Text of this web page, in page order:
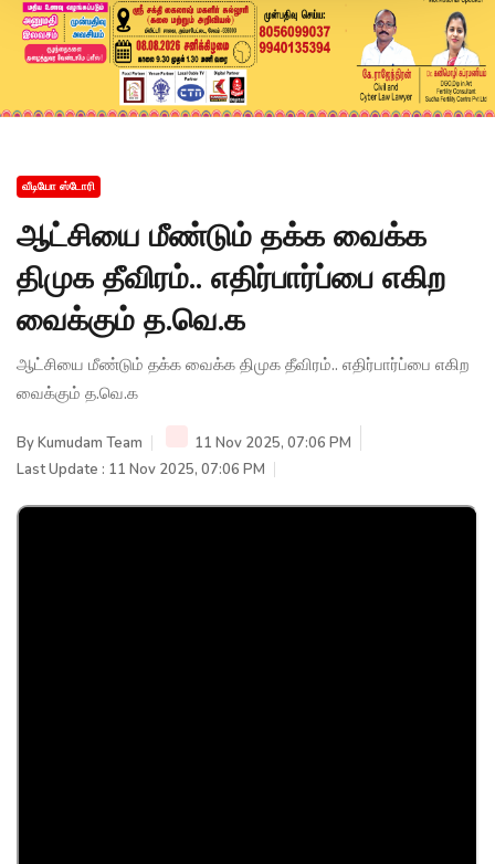
வீடியோ ஸ்டோரி
ஆட்சியை மீண்டும் தக்க வைக்க
திமுக தீவிரம்.. எதிர்பார்ப்பை எகிற
வைக்கும் த.வெ.க
ஆட்சியை மீண்டும் தக்க வைக்க திமுக தீவிரம்.. எதிர்பார்ப்பை எகிற
வைக்கும் த.வெ.க
ByKumudam Team
11 Nov 2025, 07:06 PM
Last Update : 11 Nov 2025, 07:06 PM